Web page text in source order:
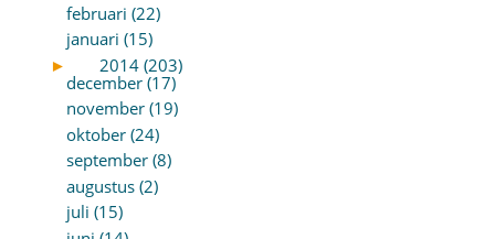
februari (22)
januari (15)
►
2014 (203)
december (17)
november (19)
oktober (24)
september (8)
augustus (2)
juli (15)